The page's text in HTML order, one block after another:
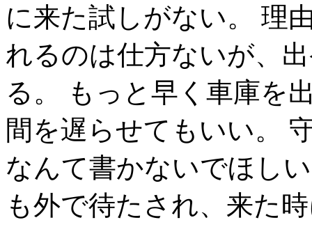
に来た試しがない。 理
れるのは仕方ないが、
る。 もっと早く車庫を
間を遅らせてもいい。
なんて書かないでほし
も外で待たされ、来た